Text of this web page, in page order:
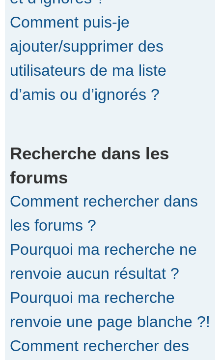
Comment puis-je
ajouter/supprimer des
utilisateurs de ma liste
d’amis ou d’ignorés ?
Recherche dans les
forums
Comment rechercher dans
les forums ?
Pourquoi ma recherche ne
renvoie aucun résultat ?
Pourquoi ma recherche
renvoie une page blanche ?!
Comment rechercher des